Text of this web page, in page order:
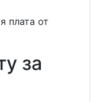
плата от
за